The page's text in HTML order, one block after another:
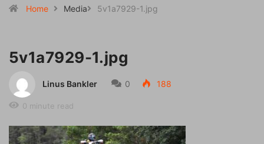
Home Media 5v1a7929-1.jpg
5v1a7929-1.jpg
Linus Bankler 0 188
0 minute read